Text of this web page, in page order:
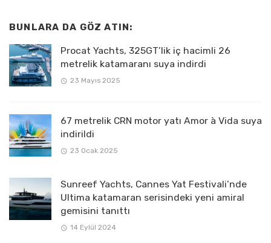
BUNLARA DA GÖZ ATIN:
Procat Yachts, 325GT’lik iç hacimli 26
metrelik katamaranı suya indirdi
23 Mayıs 2025
67 metrelik CRN motor yatı Amor à Vida suya
indirildi
23 Ocak 2025
Sunreef Yachts, Cannes Yat Festivali’nde
Ultima katamaran serisindeki yeni amiral
gemisini tanıttı
14 Eylül 2024